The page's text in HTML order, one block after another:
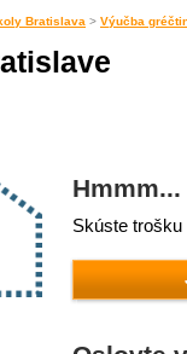
Bratislava > Výučba
Skúste